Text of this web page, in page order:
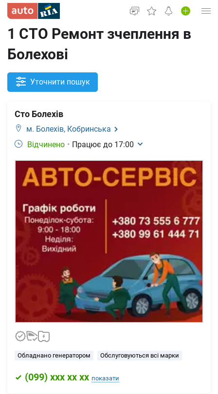
Увійти в кабінет
Вживані авто
Нові авто
Новини
Все для авто
1 СТО Ремонт зчеплення в
Болехові
Уточнити пошук
Сто Болехів
м. Болехів, Кобринська
Відчинено • Працює до 17:00
Обладнано генератором Обслуговуються всі марки
(099) xxx xx xx показати